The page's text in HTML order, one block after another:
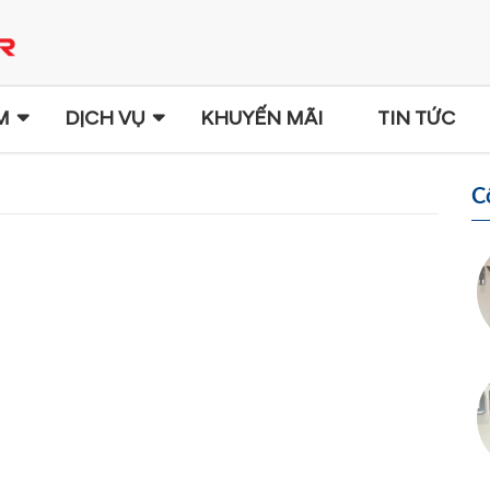
DỊCH VỤ KHUYẾN MÃI TIN TỨC